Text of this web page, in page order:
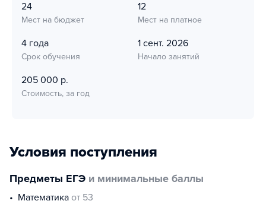
24
Мест на бюджет
12
Мест на платное
4 года
Срок обучения
1 сент. 2026
Начало занятий
205 000 р.
Стоимость, за год
Условия поступления
Предметы ЕГЭ и минимальные баллы
математика от 53